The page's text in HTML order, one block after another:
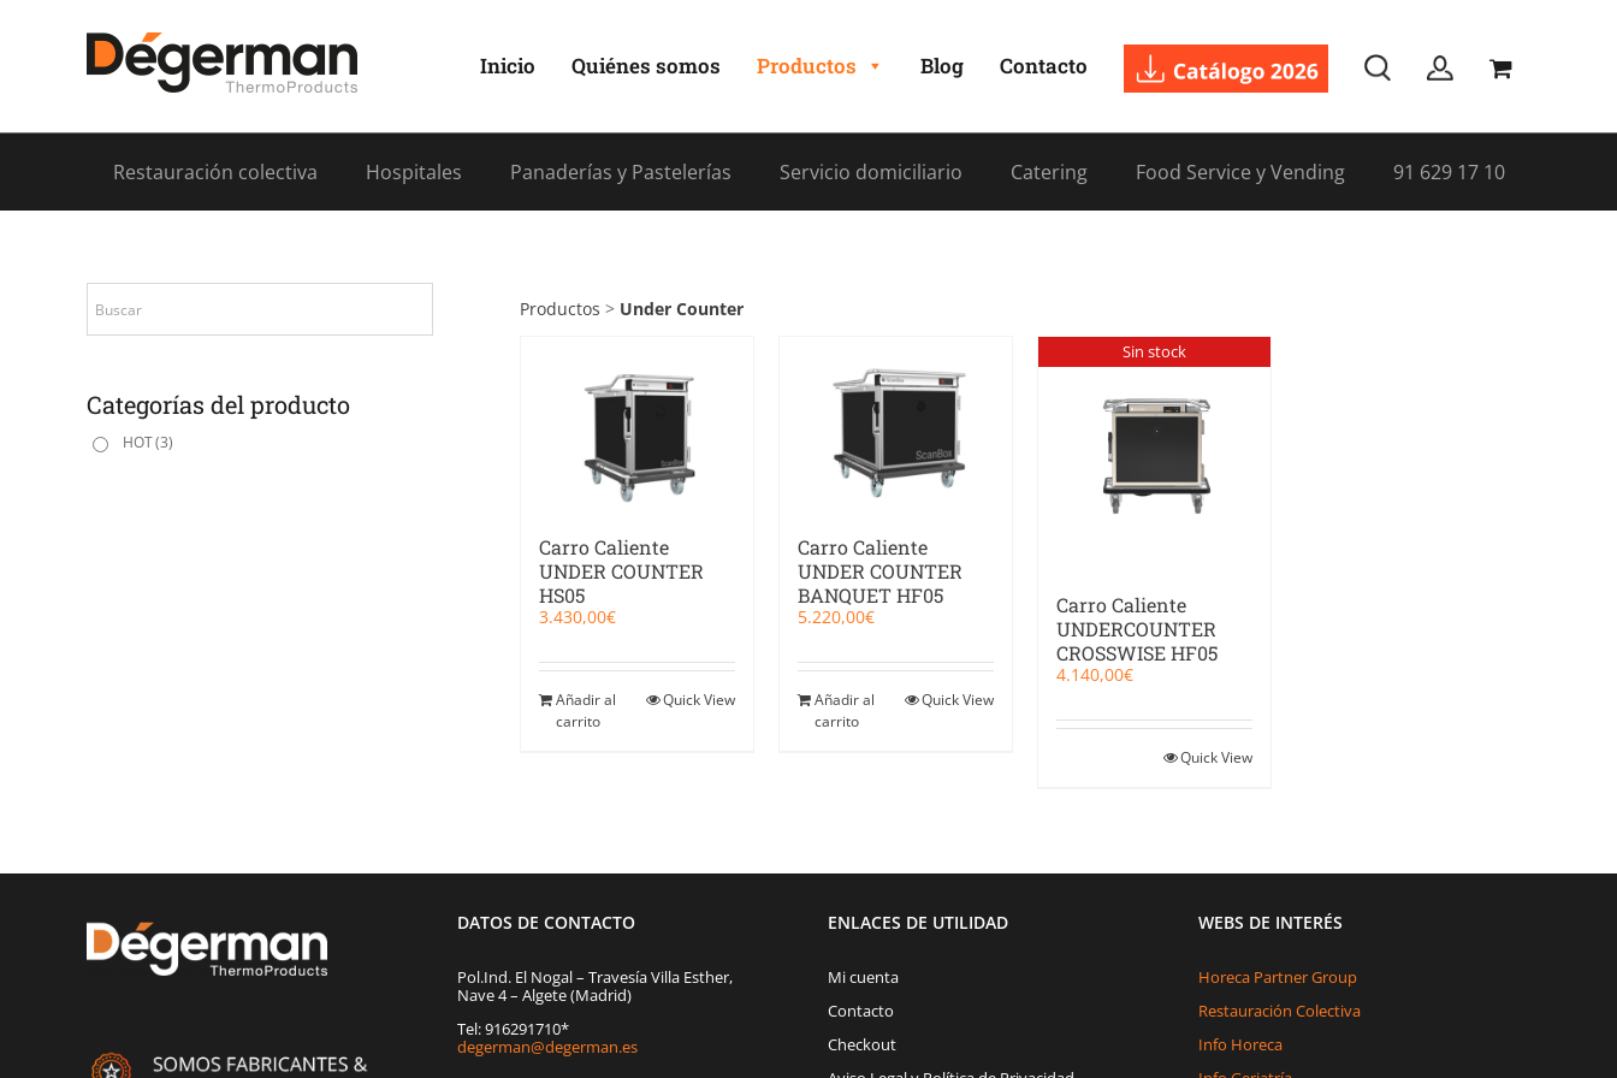
Inicio Quiénes somos Productos Blog Contacto
Restauración colectiva Hospitales Panaderías y Pastelerías Servicio domiciliario Catering Food Service y Vending 91 629 17 10
Productos > Under Counter
Carro Caliente
UNDER COUNTER
HS05
3.430,00€
Añadir al
carrito
Quick View
Carro Caliente
UNDER COUNTER
BANQUET HF05
5.220,00€
Añadir al
carrito
Quick View
Sin stock
Carro Caliente
UNDERCOUNTER
CROSSWISE HF05
4.140,00€
Quick View
Categorías del producto
HOT(3)
DATOS DE CONTACTO
Pol.Ind. El Nogal – Travesía Villa Esther,
Nave 4 – Algete (Madrid)
Tel: 916291710*
degerman@degerman.es
ENLACES DE UTILIDAD
Mi cuenta
Contacto
Checkout
WEBS DE INTERÉS
Horeca Partner Group
Restauración Colectiva
Info Horeca